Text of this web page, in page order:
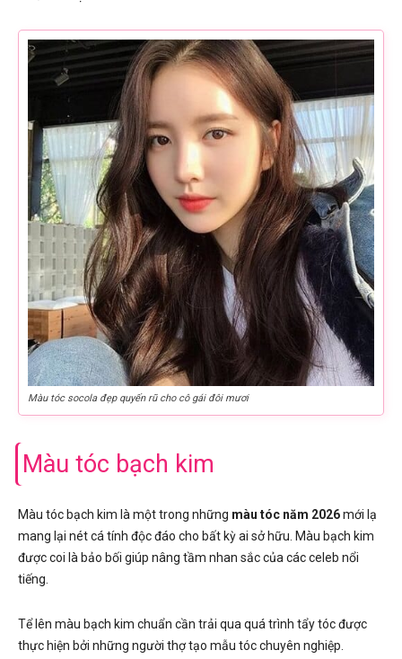
Màu tóc socola đẹp quyến rũ cho cô gái đôi mươi
Màu tóc bạch kim
Màu tóc bạch kim là một trong những màu tóc năm 2026mới lạ
mang lại nét cá tính độc đáo cho bất kỳ ai sở hữu. Màu bạch kim
được coi là bảo bối giúp nâng tầm nhan sắc của các celeb nổi
tiếng.
Tể lên màu bạch kim chuẩn cần trải qua quá trình tẩy tóc được
thực hiện bởi những người thợ tạo mẫu tóc chuyên nghiệp.